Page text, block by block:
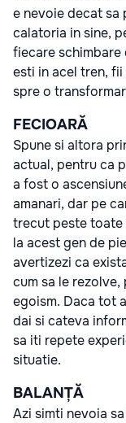
e nevoie decat sa
calatoria in sine,
fiecare schimbare
esti in acel tren,
spre o
FECIOARĂ
Spune si altora
actual, pentru ca
a fost o
amanari, dar pe
trecut peste toate
la acest gen de
avertizezi ca
cum sa le
egoism. Daca tot
dai si cateva
sa iti repete
situatie.
BALANȚĂ
Azi simti nevoia